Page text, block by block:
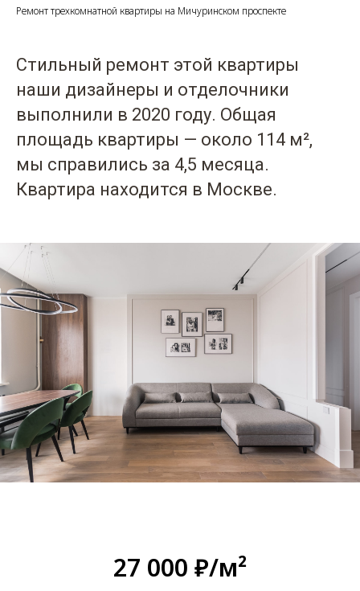
Ремонт трехкомнатной квартиры на Мичуринском проспекте
Стильный ремонт этой квартиры
наши дизайнеры и отделочники
выполнили в 2020 году. Общая
площадь квартиры — около 114 м²,
мы справились за 4,5 месяца.
Квартира находится в Москве.
27 000 ₽/м²